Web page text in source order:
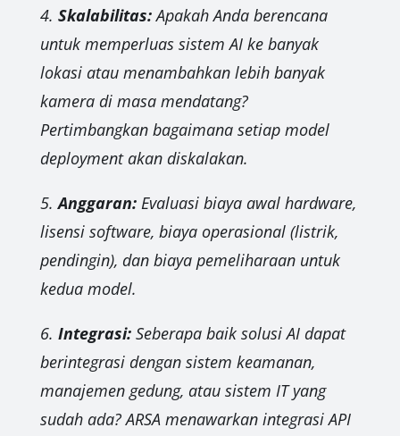
4. Skalabilitas:Apakah Anda berencana
untuk memperluas sistem AI ke banyak
lokasi atau menambahkan lebih banyak
kamera di masa mendatang?
Pertimbangkan bagaimana setiap model
deployment akan diskalakan.
5.Anggaran:Evaluasi biaya awal hardware,
lisensi software, biaya operasional (listrik,
pendingin), dan biaya pemeliharaan untuk
kedua model.
6. Integrasi:Seberapa baik solusi AI dapat
berintegrasi dengan sistem keamanan,
manajemen gedung, atau sistem IT yang
sudah ada? ARSA menawarkan integrasi API